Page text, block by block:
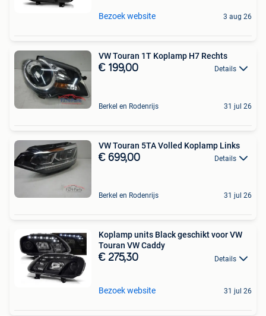
Bezoek website 3 aug 26
VW Touran 1T Koplamp H7 Rechts
€ 199,00 Details
Berkel en Rodenrijs 31 jul 26
VW Touran 5TA Volled Koplamp Links
€ 699,00 Details
Berkel en Rodenrijs 31 jul 26
Koplamp units Black geschikt voor VW
Touran VW Caddy
€ 275,30 Details
Bezoek website 31 jul 26